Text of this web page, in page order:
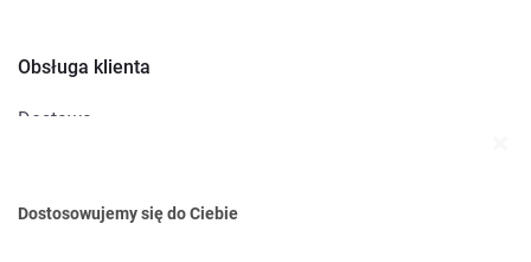
Obsługa klienta
Dostawa
Dostosowujemy się do Ciebie